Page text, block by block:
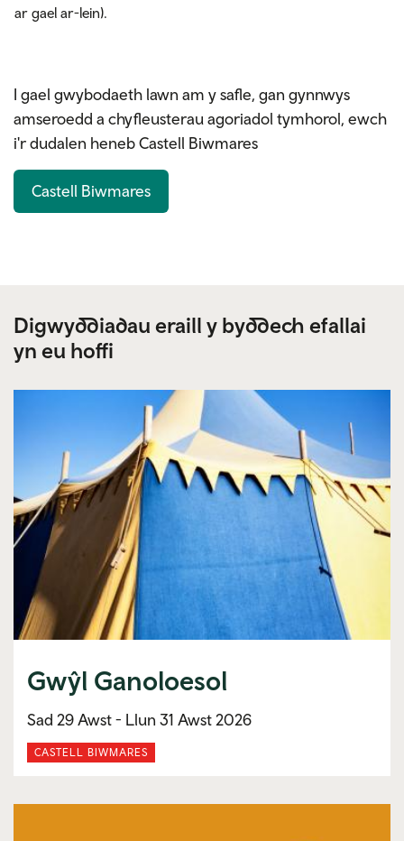
ar gael ar-lein).
I gael gwybodaeth lawn am y safle, gan gynnwys
amseroedd a chyfleusterau agoriadol tymhorol, ewch
i'r dudalen heneb Castell Biwmares
Castell Biwmares
Digwyddiadau eraill y byddech efallai
yn eu hoffi
Gwŷl Ganoloesol
Sad 29 Awst - Llun 31 Awst 2026
CASTELL BIWMARES